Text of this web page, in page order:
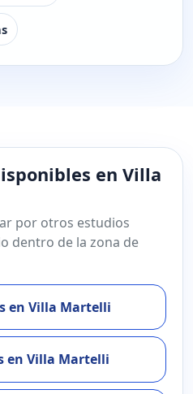
en Villa
por otros estudios
dentro de la zona de
en Villa Martelli
en Villa Martelli